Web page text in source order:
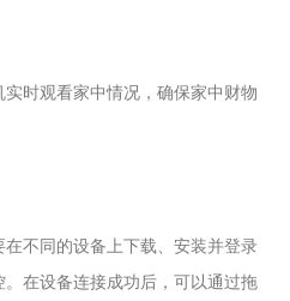
时观看家中情况，确保家中财物
不同的设备上下载、安装并登录
在设备连接成功后，可以通过拖